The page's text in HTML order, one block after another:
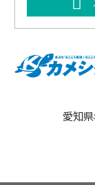
愛知